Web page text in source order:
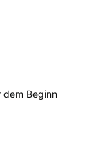
dem Beginn